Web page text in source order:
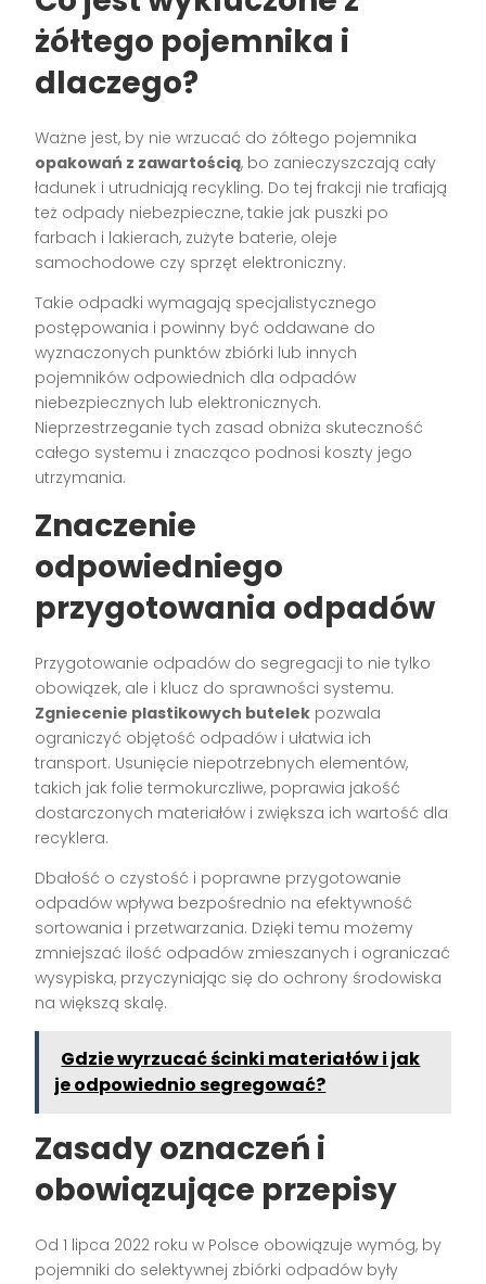
żółtego pojemnika i
dlaczego?
Ważne jest, by nie wrzucać do żółtego pojemnika
opakowań z zawartością, bo zanieczyszczają cały
ładunek i utrudniają recykling. Do tej frakcji nie trafiają
też odpady niebezpieczne, takie jak puszki po
farbach i lakierach, zużyte baterie, oleje
samochodowe czy sprzęt elektroniczny.
Takie odpadki wymagają specjalistycznego
postępowania i powinny być oddawane do
wyznaczonych punktów zbiórki lub innych
pojemników odpowiednich dla odpadów
niebezpiecznych lub elektronicznych.
Nieprzestrzeganie tych zasad obniża skuteczność
całego systemu i znacząco podnosi koszty jego
utrzymania.
Znaczenie
odpowiedniego
przygotowania odpadów
Przygotowanie odpadów do segregacji to nie tylko
obowiązek, ale i klucz do sprawności systemu.
Zgniecenie plastikowych butelek pozwala
ograniczyć objętość odpadów i ułatwia ich
transport. Usunięcie niepotrzebnych elementów,
takich jak folie termokurczliwe, poprawia jakość
dostarczonych materiałów i zwiększa ich wartość dla
recyklera.
Dbałość o czystość i poprawne przygotowanie
odpadów wpływa bezpośrednio na efektywność
sortowania i przetwarzania. Dzięki temu możemy
zmniejszać ilość odpadów zmieszanych i ograniczać
wysypiska, przyczyniając się do ochrony środowiska
na większą skalę.
Gdzie wyrzucać ścinki materiałów i jak
je odpowiednio segregować?
Zasady oznaczeń i
obowiązujące przepisy
Od 1 lipca 2022 roku w Polsce obowiązuje wymóg, by
pojemniki do selektywnej zbiórki odpadów były